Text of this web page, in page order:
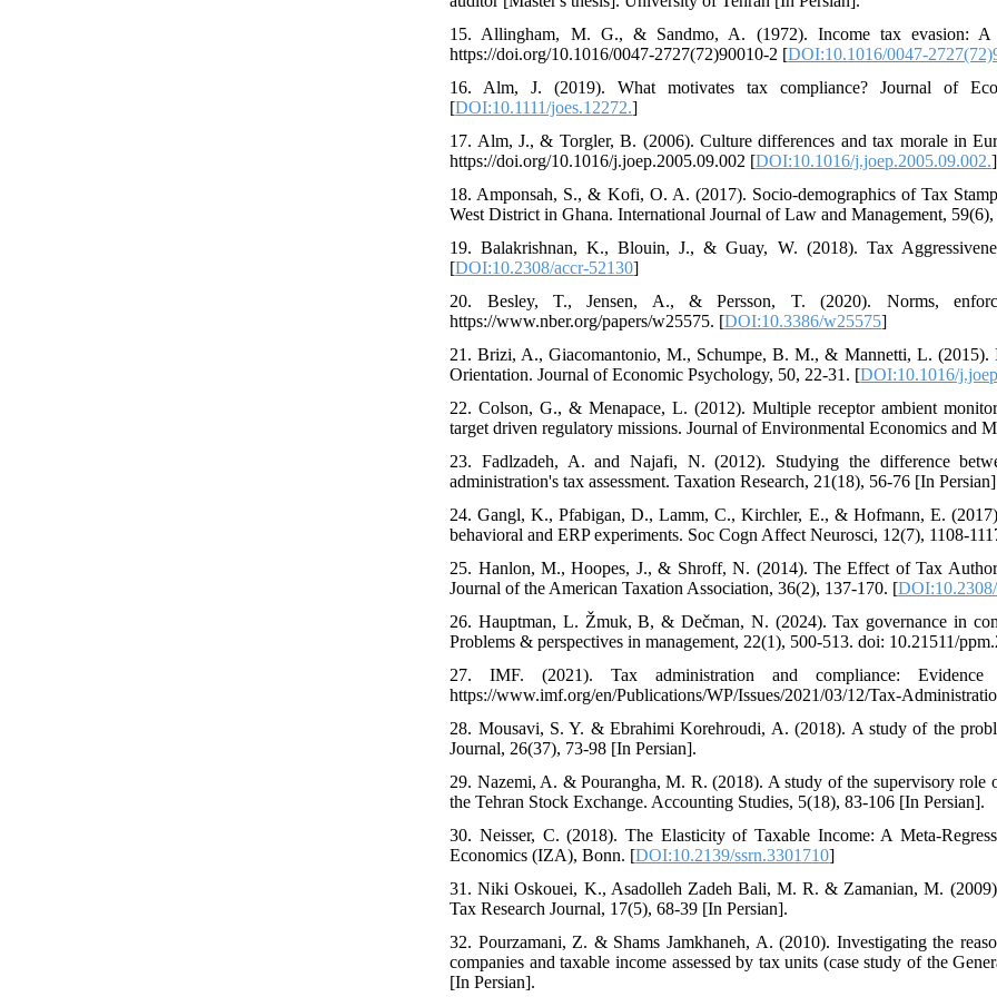
15. Allingham, M. G., & Sandmo, A. (1972). Income tax evasion: A
https://doi.org/10.1016/0047-2727(72)90010-2 [DOI:10.1016/0047-
16. Alm, J. (2019). What motivates tax compliance? Journal of
[DOI:10.1111/joes.12272.]
17. Alm, J., & Torgler, B. (2006). Culture differences and tax morale in
https://doi.org/10.1016/j.joep.2005.09.002 [DOI:10.1016/j.joep.2005.09.002.]
18. Amponsah, S., & Kofi, O. A. (2017). Socio-demographics of Tax
West District in Ghana. International Journal of Law and Management,
19. Balakrishnan, K., Blouin, J., & Guay, W. (2018). Tax
[DOI:10.2308/accr-52130]
20. Besley, T., Jensen, A., & Persson, T. (2020). Norms,
https://www.nber.org/papers/w25575. [DOI:10.3386/w25575]
21. Brizi, A., Giacomantonio, M., Schumpe, B. M., & Mannetti, L.
Orientation. Journal of Economic Psychology, 50, 22-31. [DOI:10.1016/
22. Colson, G., & Menapace, L. (2012). Multiple receptor ambient
target driven regulatory missions. Journal of Environmental Economics and
23. Fadlzadeh, A. and Najafi, N. (2012). Studying the difference
administration's tax assessment. Taxation Research, 21(18), 56-76 [In
24. Gangl, K., Pfabigan, D., Lamm, C., Kirchler, E., & Hofmann, E.
behavioral and ERP experiments. Soc Cogn Affect Neurosci, 12(7), 1108-
25. Hanlon, M., Hoopes, J., & Shroff, N. (2014). The Effect of Tax
Journal of the American Taxation Association, 36(2), 137-170. [
26. Hauptman, L. Žmuk, B, & Dečman, N. (2024). Tax governance in
Problems & perspectives in management, 22(1), 500-513. doi: 10.21511/
27. IMF. (2021). Tax administration and compliance:
https://www.imf.org/en/Publications/WP/Issues/2021/03/12/Tax-
28. Mousavi, S. Y. & Ebrahimi Korehroudi, A. (2018). A study of the
Journal, 26(37), 73-98 [In Persian].
29. Nazemi, A. & Pourangha, M. R. (2018). A study of the supervisory
the Tehran Stock Exchange. Accounting Studies, 5(18), 83-106 [In Persian].
30. Neisser, C. (2018). The Elasticity of Taxable Income: A Meta-
Economics (IZA), Bonn. [DOI:10.2139/ssrn.3301710]
31. Niki Oskouei, K., Asadolleh Zadeh Bali, M. R. & Zamanian, M.
Tax Research Journal, 17(5), 68-39 [In Persian].
32. Pourzamani, Z. & Shams Jamkhaneh, A. (2010). Investigating the
companies and taxable income assessed by tax units (case study of the
[In Persian].